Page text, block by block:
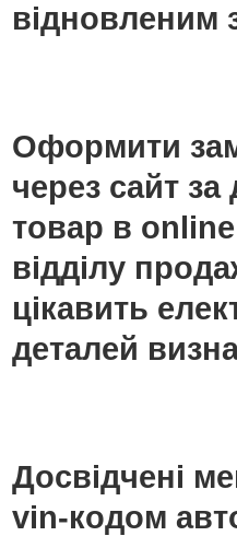
відновленим
Оформити
через сайт
товар в
відділу
цікавить
деталей
Досвідчені
vin-кодом